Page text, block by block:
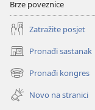
Brze poveznice
Zatražite posjet
Pronađi sastanak
(otvara
se
novi
prozor)
Pronađi kongres
(otvara
se
novi
Novo na stranici